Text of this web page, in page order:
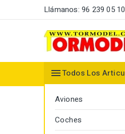
Llámanos: 96 239 05
Todos Los
Aviones
Coches